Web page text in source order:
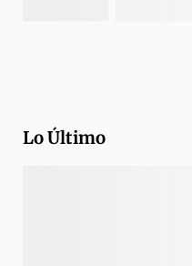
Lo Último